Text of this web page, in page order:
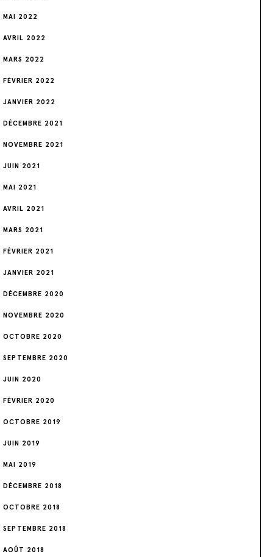
MAI 2022
AVRIL 2022
MARS 2022
FÉVRIER 2022
JANVIER 2022
DÉCEMBRE 2021
NOVEMBRE 2021
JUIN 2021
MAI 2021
AVRIL 2021
MARS 2021
FÉVRIER 2021
JANVIER 2021
DÉCEMBRE 2020
NOVEMBRE 2020
OCTOBRE 2020
SEPTEMBRE 2020
JUIN 2020
FÉVRIER 2020
OCTOBRE 2019
JUIN 2019
MAI 2019
DÉCEMBRE 2018
OCTOBRE 2018
SEPTEMBRE 2018
AOÛT 2018